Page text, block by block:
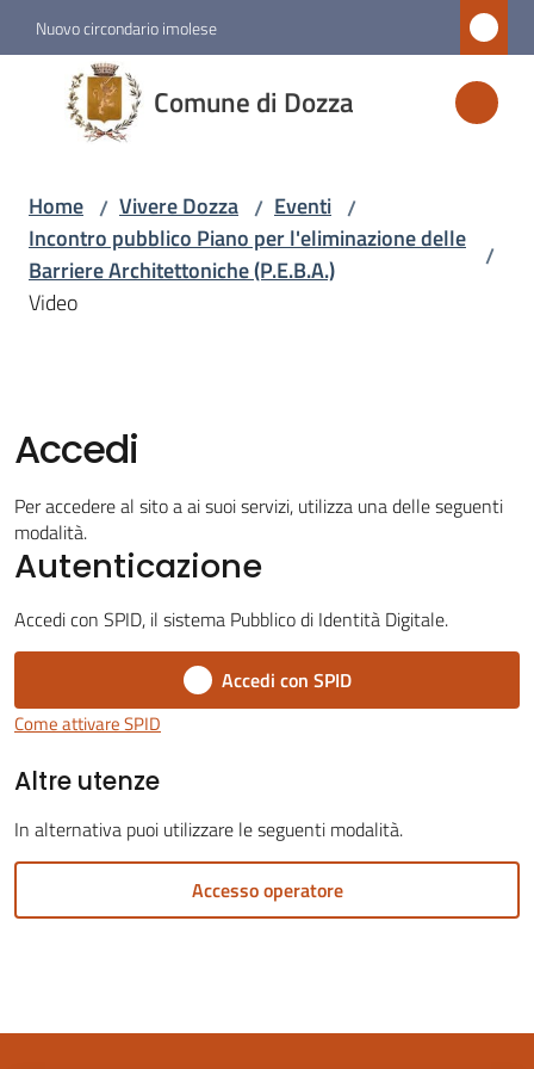
Vai al contenuto
Vai alla navigazione
Vai al footer
Nuovo circondario imolese
Comune di Dozza
Comune
di
Dozza
Amministrazione
Vivere
Dozza
Menu selezionato
on-
Tutti
Home / Vivere Dozza / Eventi /
Incontro pubblico Piano per l'eliminazione delle
Barriere Architettoniche (P.E.B.A.)
/
Video
Accedi
Per accedere al sito a ai suoi servizi, utilizza una delle seguenti
modalità.
Autenticazione
Accedi con SPID, il sistema Pubblico di Identità Digitale.
Accedi con SPID
Come attivare SPID
Altre utenze
In alternativa puoi utilizzare le seguenti modalità.
Accesso operatore